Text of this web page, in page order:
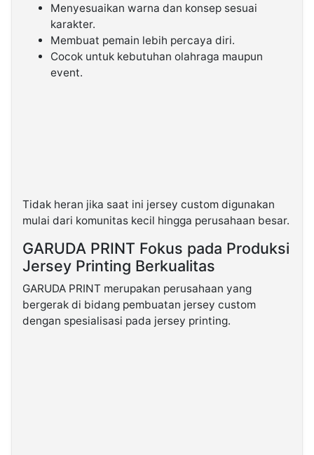
Menyesuaikan warna dan konsep sesuai
karakter.
Membuat pemain lebih percaya diri.
Cocok untuk kebutuhan olahraga maupun
event.
Tidak heran jika saat ini jersey custom digunakan
mulai dari komunitas kecil hingga perusahaan besar.
GARUDA PRINT Fokus pada Produksi
Jersey Printing Berkualitas
GARUDA PRINT merupakan perusahaan yang
bergerak di bidang pembuatan jersey custom
dengan spesialisasi pada jersey printing.